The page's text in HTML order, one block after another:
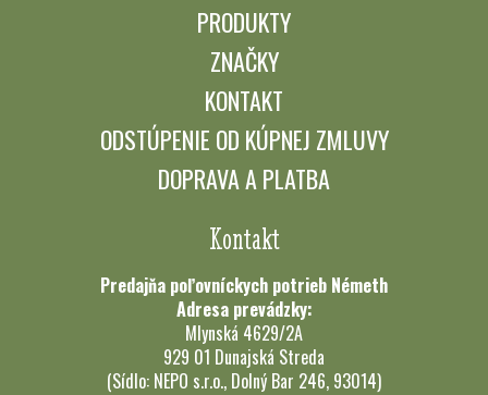
PRODUKTY
ZNAČKY
KONTAKT
ODSTÚPENIE OD KÚPNEJ ZMLUVY
DOPRAVA A PLATBA
Kontakt
Predajňa poľovníckych potrieb Németh
Adresa prevádzky:
Mlynská 4629/2A
929 01 Dunajská Streda
(Sídlo: NEPO s.r.o., Dolný Bar 246, 93014)